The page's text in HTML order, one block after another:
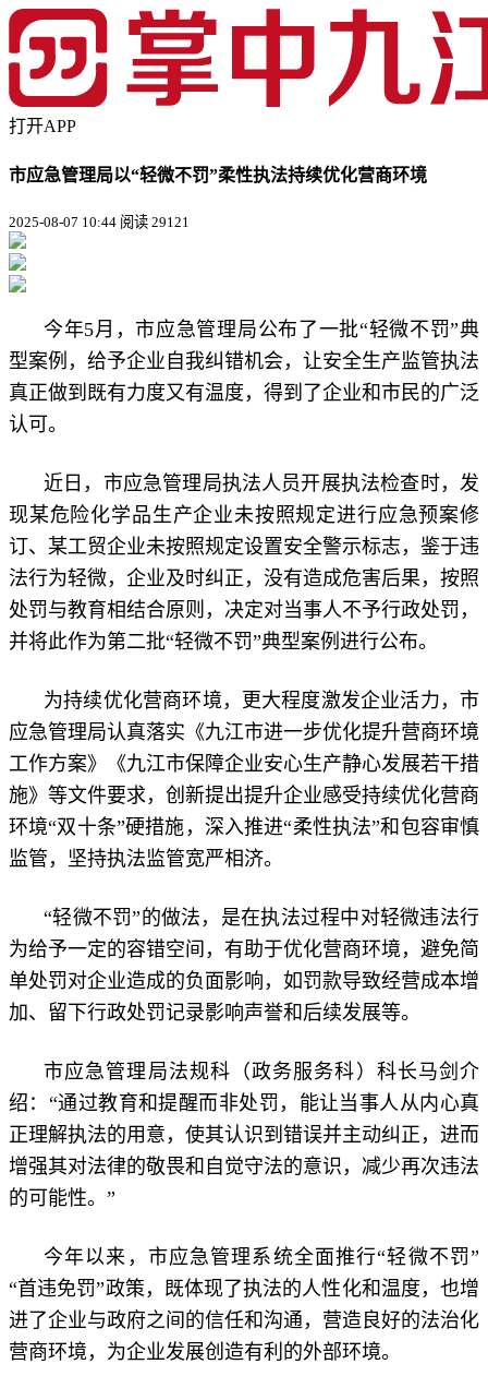
打开APP
市应急管理局以“轻微不罚”柔性执法持续优化营商环境
2025-08-07 10:44 阅读 29121
今年5月，市应急管理局公布了一批“轻微不罚”典
型案例，给予企业自我纠错机会，让安全生产监管执法
真正做到既有力度又有温度，得到了企业和市民的广泛
认可。
近日，市应急管理局执法人员开展执法检查时，发
现某危险化学品生产企业未按照规定进行应急预案修
订、某工贸企业未按照规定设置安全警示标志，鉴于违
法行为轻微，企业及时纠正，没有造成危害后果，按照
处罚与教育相结合原则，决定对当事人不予行政处罚，
并将此作为第二批“轻微不罚”典型案例进行公布。
为持续优化营商环境，更大程度激发企业活力，市
应急管理局认真落实《九江市进一步优化提升营商环境
工作方案》《九江市保障企业安心生产静心发展若干措
施》等文件要求，创新提出提升企业感受持续优化营商
环境“双十条”硬措施，深入推进“柔性执法”和包容审慎
监管，坚持执法监管宽严相济。
“轻微不罚”的做法，是在执法过程中对轻微违法行
为给予一定的容错空间，有助于优化营商环境，避免简
单处罚对企业造成的负面影响，如罚款导致经营成本增
加、留下行政处罚记录影响声誉和后续发展等。
市应急管理局法规科（政务服务科）科长马剑介
绍：“通过教育和提醒而非处罚，能让当事人从内心真
正理解执法的用意，使其认识到错误并主动纠正，进而
增强其对法律的敬畏和自觉守法的意识，减少再次违法
的可能性。”
今年以来，市应急管理系统全面推行“轻微不罚”
“首违免罚”政策，既体现了执法的人性化和温度，也增
进了企业与政府之间的信任和沟通，营造良好的法治化
营商环境，为企业发展创造有利的外部环境。